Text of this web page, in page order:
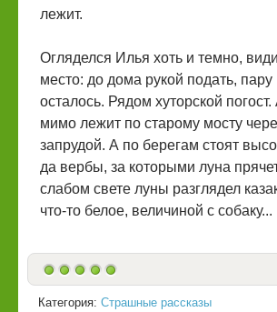
лежит.
Огляделся Илья хоть и темно,
место: до дома рукой подать, пару
осталось. Рядом хуторской погост.
мимо лежит по старому мосту
запрудой. А по берегам стоят
да вербы, за которыми луна
слабом свете луны разглядел
что-то белое, величиной с собаку...
Категория: Страшные рассказы